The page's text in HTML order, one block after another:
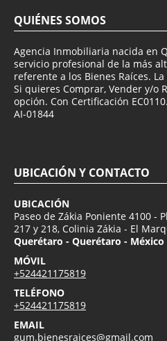
QUIÉNES SOMOS
Agencia Inmobiliaria nacida en
servicio profesional de la más
referente a los Bienes Raíces.
Si quieres Comprar, Vender y/o
opción. Con Certificación
AI-01844
UBICACIÓN Y CONTACTO
UBICACIÓN
Paseo de Zákia Poniente 4100 -
217 y 218, Colinia Zákia - El
Querétaro - Querétaro - México
MÓVIL
+524421175819
TELÉFONO
+524421175819
EMAIL
gum.bienesraices@gmail.com